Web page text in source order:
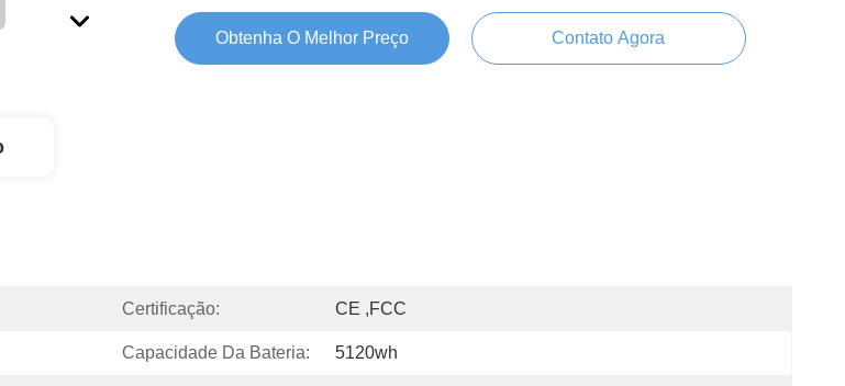
Obtenha O Melhor Preço Contato Agora
Certificação: CE ,FCC
Capacidade Da Bateria: 5120wh